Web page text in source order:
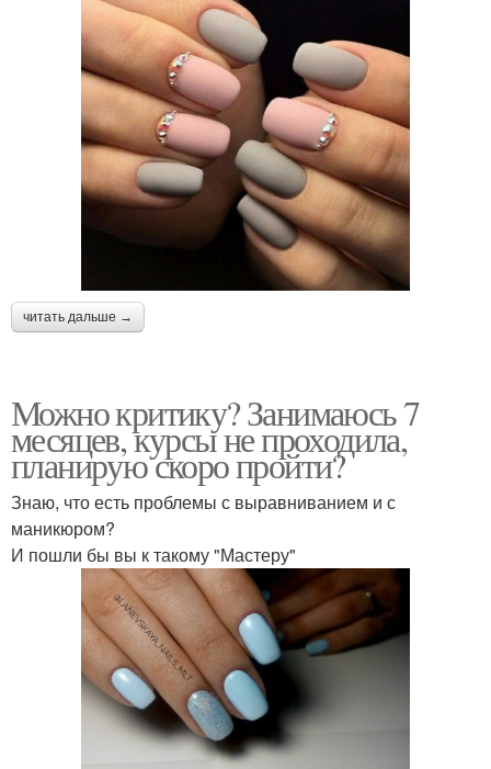
читать дальше →
Можно критику? Занимаюсь 7
месяцев, курсы не проходила,
планирую скоро пройти?
Знаю, что есть проблемы с выравниванием и с
маникюром?
И пошли бы вы к такому "Мастеру"